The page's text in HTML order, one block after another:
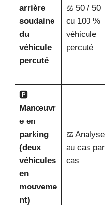
arrière
soudaine
du
véhicule
percuté
⚖️ 50 / 50
ou 100 %
véhicule
percuté
🅿️
Manœuvr
e en
parking
(deux
véhicules
en
mouveme
nt)
⚖️ Analyse
au cas par
cas